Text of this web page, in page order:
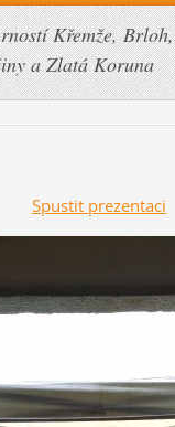
Křemže, Brloh,
a Zlatá Koruna
Spustit prezentaci